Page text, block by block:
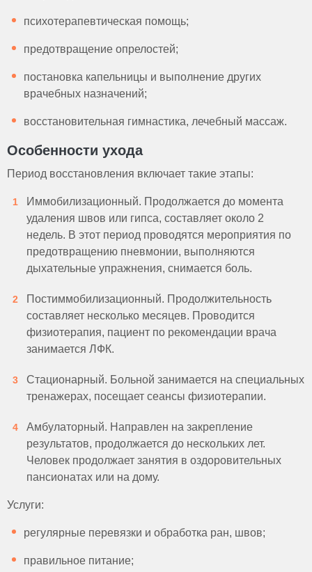
психотерапевтическая помощь;
предотвращение опрелостей;
постановка капельницы и выполнение других
врачебных назначений;
восстановительная гимнастика, лечебный массаж.
Особенности ухода
Период восстановления включает такие этапы:
Иммобилизационный. Продолжается до момента
удаления швов или гипса, составляет около 2
недель. В этот период проводятся мероприятия по
предотвращению пневмонии, выполняются
дыхательные упражнения, снимается боль.
Постиммобилизационный. Продолжительность
составляет несколько месяцев. Проводится
физиотерапия, пациент по рекомендации врача
занимается ЛФК.
Стационарный. Больной занимается на специальных
тренажерах, посещает сеансы физиотерапии.
Амбулаторный. Направлен на закрепление
результатов, продолжается до нескольких лет.
Человек продолжает занятия в оздоровительных
пансионатах или на дому.
Услуги:
регулярные перевязки и обработка ран, швов;
правильное питание;